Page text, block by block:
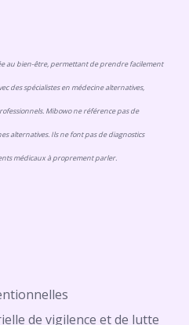
au bien-être, permettant de prendre facilement
des spécialistes en médecine alternatives,
Mibowo ne référence pas de
alternatives. Ils ne font pas de diagnostics
médicaux à proprement parler.
de vigilence et de lutte